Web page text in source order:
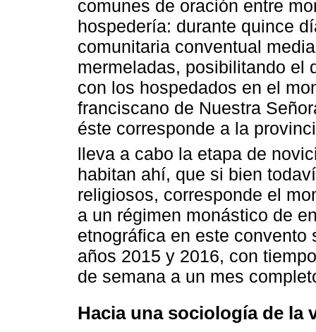
comunes de oración entre
hospedería: durante quince
comunitaria conventual
mermeladas, posibilitando el
con los hospedados en el
franciscano de Nuestra
éste corresponde a la
lleva a cabo la etapa de
habitan ahí, que si bien
religiosos, corresponde el
a un régimen monástico de
etnográfica en este
años 2015 y 2016, con
de semana a un mes
Hacia una sociología de la